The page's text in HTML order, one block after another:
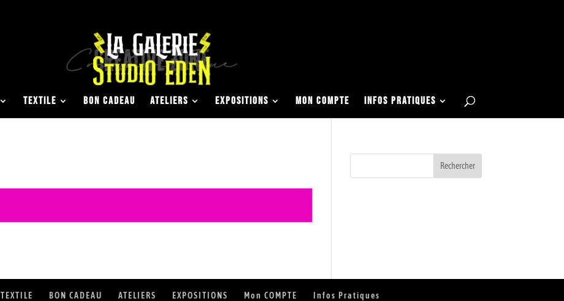
TEXTILE BON CADEAU ATELIERS EXPOSITIONS Mon COMPTE Infos Pratiques
Rechercher
TEXTILE BON CADEAU ATELIERS EXPOSITIONS Mon COMPTE Infos Pratiques